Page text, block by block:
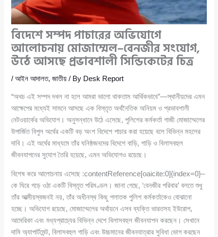
বিদেশে সম্পদ পাচারের অভিযোগে
আলোচনায় মোজাম্মেল–বেনজীর সংযোগ,
উঠে আসছে প্রভাবশালী সিন্ডিকেটের চিত্র
/আইন আদালত,জাতীয় / By Desk Report
“অথচ এই সম্পদ দখল না হলে আমরা ভালো থাকতাম আর্থিকভাবে”—স্থানীয়দের এমন
আক্ষেপের মধ্যেই সামনে আসছে এক বিস্তৃত অর্থনৈতিক অনিয়ম ও প্রভাবশালী
নেটওয়ার্কের অভিযোগ। অনুসন্ধানে উঠে এসেছে, পুলিশের কর্মকর্তা গাজী মোজাম্মেলের
উপার্জিত বিপুল অর্থের একটি বড় অংশ বিদেশে পাচার করা হয়েছে বলে বিভিন্ন মহলের
দাবি। এই অর্থের মাধ্যমে তাঁর ঘনিষ্ঠজনদের বিদেশে বাড়ি, গাড়ি ও বিলাসবহুল
জীবনযাপনের সুযোগ তৈরি হয়েছে, এমন অভিযোগও রয়েছে।
বিশেষ করে আলোচনায় এসেছে :contentReference[oaicite:0]{index=0}–
কে ঘিরে গড়ে ওঠা একটি বিস্তৃত পরিমণ্ডল। জানা গেছে, ‘বেনজীর পরিবার’ বলতে শুধু
তাঁর আত্মীয়স্বজনই নয়, তাঁর অধীনস্থ কিছু পলাতক পুলিশ কর্মকর্তাকেও বোঝানো
হচ্ছে। অভিযোগ রয়েছে, মোজাম্মেলের অর্থায়নে এসব ব্যক্তি ভারতসহ ইউরোপ,
আমেরিকা এবং মধ্যপ্রাচ্যের বিভিন্ন দেশে বিলাসবহুল জীবনযাপন করছেন। সেখানে
দামি অ্যাপার্টমেন্ট, বিলাসবহুল গাড়ি এবং উচ্চমানের জীবনযাত্রার সুবিধা ভোগ করছেন